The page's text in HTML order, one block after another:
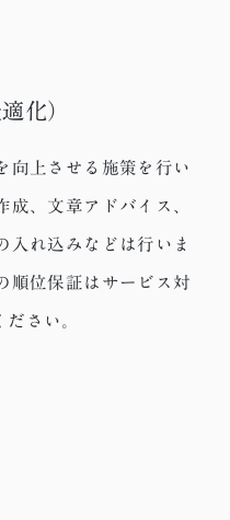
化）
向上させる施策を行い
成、文章アドバイス、
入れ込みなどは行いま
順位保証はサービス対
さい。